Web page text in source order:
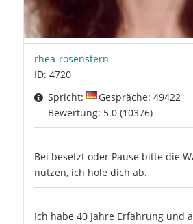
rhea-rosenstern
ID: 4720
Spricht:
Gespräche: 49422
Bewertung: 5.0 (10376)
Bei besetzt oder Pause bitte die
nutzen, ich hole dich ab.
Ich habe 40 Jahre Erfahrung und